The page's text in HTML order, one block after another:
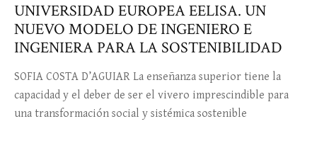
UNIVERSIDAD EUROPEA EELISA. UN
NUEVO MODELO DE INGENIERO E
INGENIERA PARA LA SOSTENIBILIDAD
SOFIA COSTA D’AGUIAR La enseñanza superior tiene la
capacidad y el deber de ser el vivero imprescindible para
una transformación social y sistémica sostenible